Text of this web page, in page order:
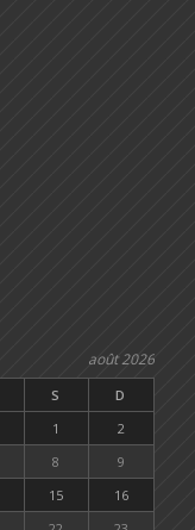
août 2026
S
D
1
2
8
9
15
16